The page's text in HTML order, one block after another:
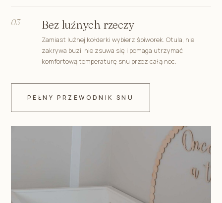
03 Bez luźnych rzeczy
Zamiast luźnej kołderki wybierz śpiworek. Otula, nie
zakrywa buzi, nie zsuwa się i pomaga utrzymać
komfortową temperaturę snu przez całą noc.
PEŁNY PRZEWODNIK SNU